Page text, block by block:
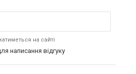
на сайті
написання відгуку